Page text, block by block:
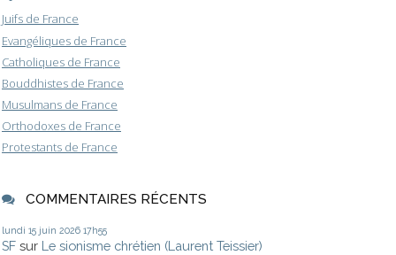
Juifs de France
Evangéliques de France
Catholiques de France
Bouddhistes de France
Musulmans de France
Orthodoxes de France
Protestants de France
COMMENTAIRES RÉCENTS
lundi 15 juin 2026 17h55
SF sur Le sionisme chrétien (Laurent Teissier)